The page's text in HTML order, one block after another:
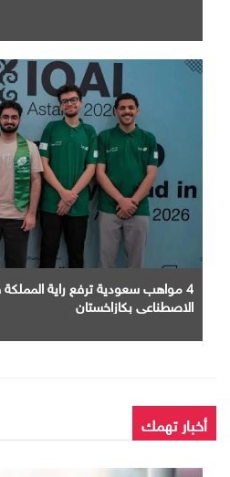
4 مواهب سعودية ترفع راية المملكة
الاصطناعي بكازاخستان
أخبار تهمك